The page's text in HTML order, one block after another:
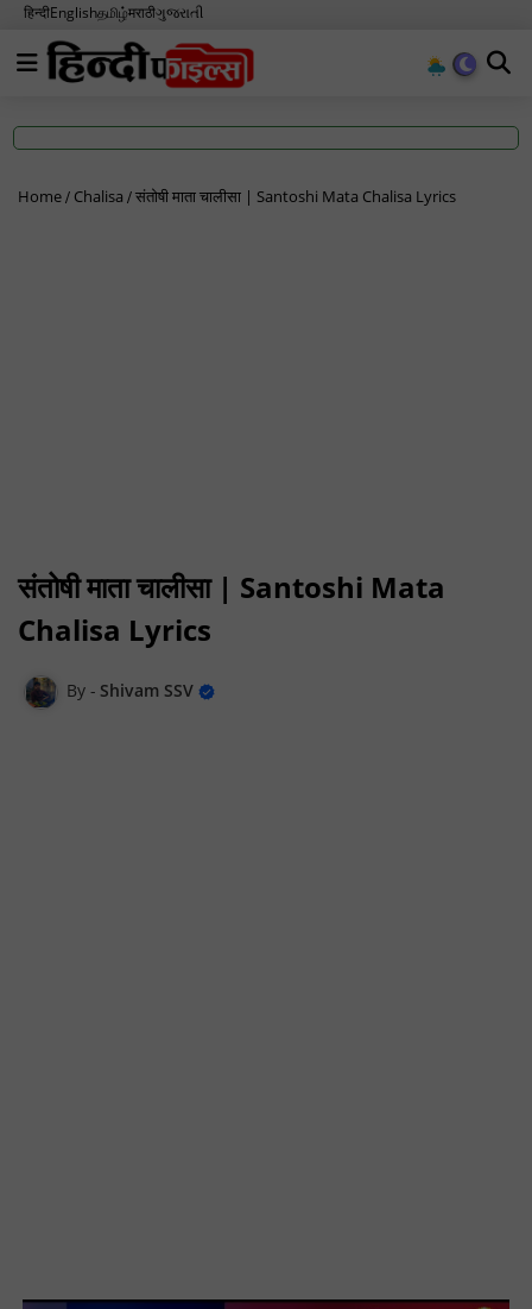
हिन्दीEnglishதமிழ்मराठीગુજરાતી
Home Chalisa संतोषी माता चालीसा | Santoshi Mata Chalisa Lyrics
संतोषी माता चालीसा | Santoshi Mata
Chalisa Lyrics
Shivam SSV